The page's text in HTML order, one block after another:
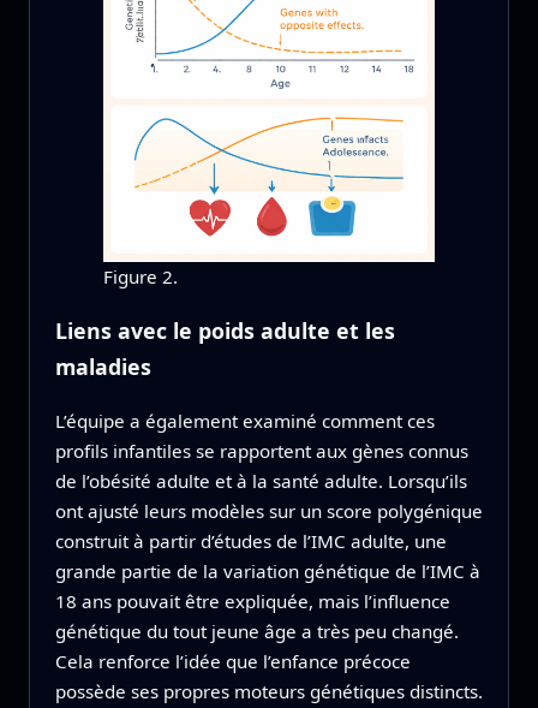
Figure 2.
Liens avec le poids adulte et les
maladies
L’équipe a également examiné comment ces
profils infantiles se rapportent aux gènes connus
de l’obésité adulte et à la santé adulte. Lorsqu’ils
ont ajusté leurs modèles sur un score polygénique
construit à partir d’études de l’IMC adulte, une
grande partie de la variation génétique de l’IMC à
18 ans pouvait être expliquée, mais l’influence
génétique du tout jeune âge a très peu changé.
Cela renforce l’idée que l’enfance précoce
possède ses propres moteurs génétiques distincts.